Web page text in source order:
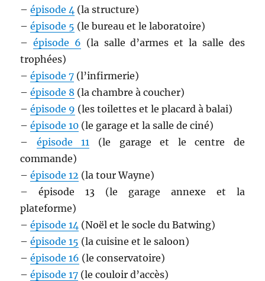
–épisode 4 (la structure)
–épisode 5 (le bureau et le laboratoire)
–épisode 6 (la salle d’armes et la salle des
trophées)
–épisode 7 (l’infirmerie)
–épisode 8 (la chambre à coucher)
–épisode 9 (les toilettes et le placard à balai)
–épisode 10 (le garage et la salle de ciné)
– épisode 11
(le garage et le centre de
commande)
–épisode 12 (la tour Wayne)
– épisode 13 (le garage annexe et la
plateforme)
–épisode 14 (Noël et le socle du Batwing)
–épisode 15 (la cuisine et le saloon)
–épisode 16 (le conservatoire)
–épisode 17 (le couloir d’accès)